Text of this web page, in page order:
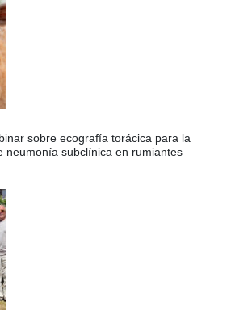
sobre ecografía torácica para la
neumonía subclínica en rumiantes